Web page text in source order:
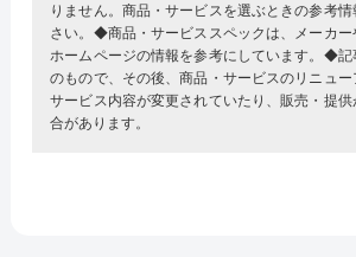
りません。商品・サービスを選ぶときの参考
さい。◆商品・サービススペックは、メーカー
ホームページの情報を参考にしています。◆記
のもので、その後、商品・サービスのリニュ
サービス内容が変更されていたり、販売・提
合があります。